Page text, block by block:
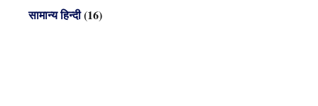
सामान्य हिन्दी(16)